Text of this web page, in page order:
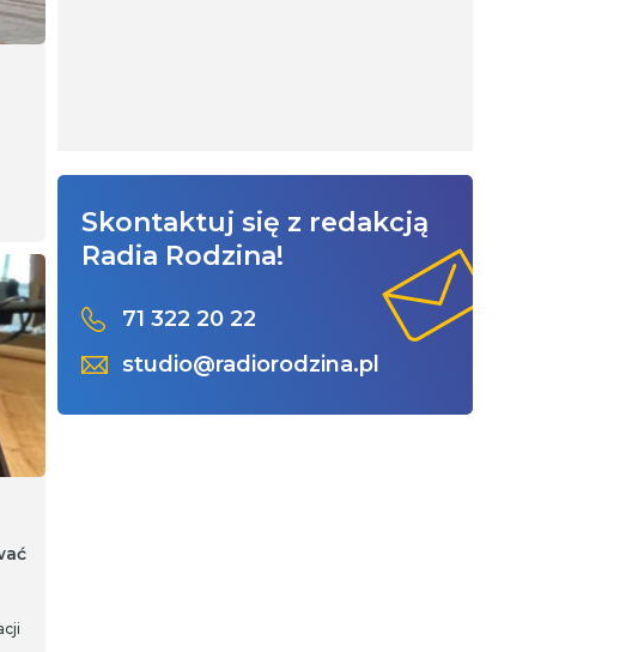
Skontaktuj się z redakcją
Radia Rodzina!
71 322 20 22
studio@radiorodzina.pl